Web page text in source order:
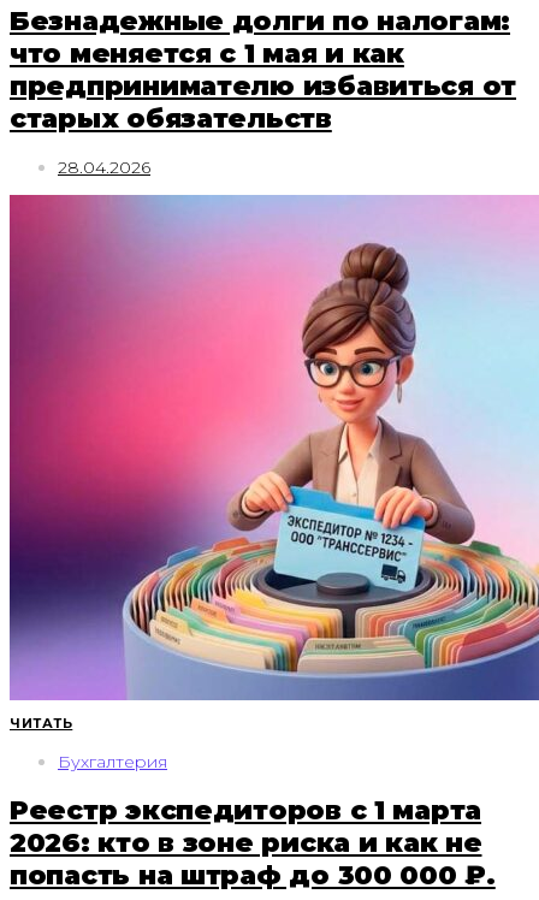
Безнадежные долги по налогам:
что меняется с 1 мая и как
предпринимателю избавиться от
старых обязательств
28.04.2026
ЧИТАТЬ
Бухгалтерия
Реестр экспедиторов с 1 марта
2026: кто в зоне риска и как не
попасть на штраф до 300 000 ₽.